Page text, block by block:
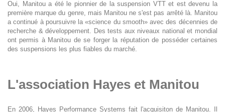
Oui, Manitou a été le pionnier de la suspension VTT et est devenu la
première marque du genre, mais Manitou ne s'est pas arrêté là. Manitou
a continué à poursuivre la «science du smooth» avec des décennies de
recherche & développement. Des tests aux niveaux national et mondial
ont permis à Manitou de se forger la réputation de posséder certaines
des suspensions les plus fiables du marché.
L'association Hayes et Manitou
En 2006, Hayes Performance Systems fait l'acquisiton de Manitou. Il